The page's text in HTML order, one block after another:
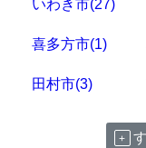
いわき市(27)
喜多方市(1)
田村市(3)